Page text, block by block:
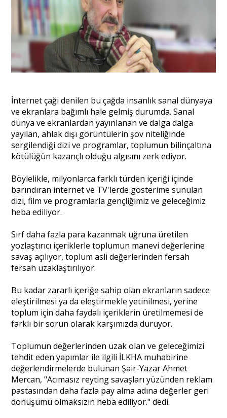
Dünya
Yorum - Analiz
Yazı Dizisi
Portre
Yazarlar
Eğitim
Ankara Analiz
Sağlık
İnternet çağı denilen bu çağda insanlık sanal dünyaya
ve ekranlara bağımlı hale gelmiş durumda. Sanal
dünya ve ekranlardan yayınlanan ve dalga dalga
yayılan, ahlak dışı görüntülerin şov niteliğinde
sergilendiği dizi ve programlar, toplumun bilinçaltına
kötülüğün kazançlı olduğu algısını zerk ediyor.
Böylelikle, milyonlarca farklı türden içeriği içinde
barındıran internet ve TV'lerde gösterime sunulan
dizi, film ve programlarla gençliğimiz ve geleceğimiz
heba ediliyor.
Sırf daha fazla para kazanmak uğruna üretilen
yozlaştırıcı içeriklerle toplumun manevi değerlerine
savaş açılıyor, toplum asli değerlerinden fersah
fersah uzaklaştırılıyor.
Bu kadar zararlı içeriğe sahip olan ekranların sadece
eleştirilmesi ya da eleştirmekle yetinilmesi, yerine
toplum için daha faydalı içeriklerin üretilmemesi de
farklı bir sorun olarak karşımızda duruyor.
Toplumun değerlerinden uzak olan ve geleceğimizi
tehdit eden yapımlar ile ilgili İLKHA muhabirine
değerlendirmelerde bulunan Şair-Yazar Ahmet
Mercan, "Acımasız reyting savaşları yüzünden reklam
pastasından daha fazla pay alma adına değerler geri
dönüşümü olmaksızın heba ediliyor." dedi.